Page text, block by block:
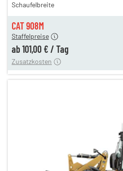
CAT 908M
120,00 €
Staffelpreise
ab 101,00 € / Tag
12,00 €
Zusatzkosten
Schaufelbreite